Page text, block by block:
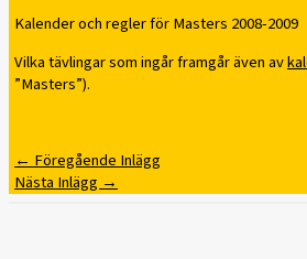
Kalender och regler för Masters 2008-2009
Vilka tävlingar som ingår framgår även av
”Masters”).
← Föregående Inlägg
Nästa Inlägg →